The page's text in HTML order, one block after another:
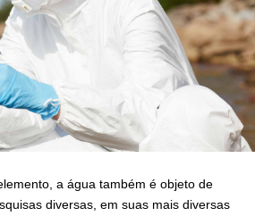
a água também é objeto de
diversas, em suas mais diversas